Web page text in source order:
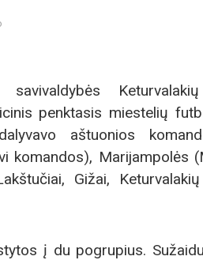
Keturvalakių
penktasis miestelių
aštuonios
komandos), Marijampolės
Gižai,
į du pogrupius.